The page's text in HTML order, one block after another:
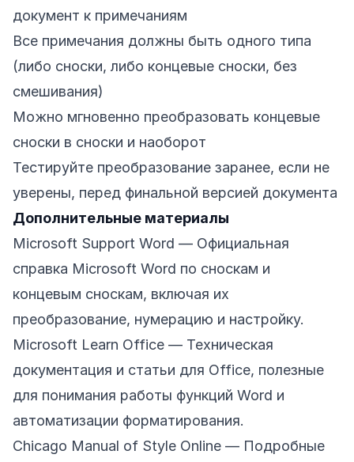
документ к примечаниям
Все примечания должны быть одного типа
(либо сноски, либо концевые сноски, без
смешивания)
Можно мгновенно преобразовать концевые
сноски в сноски и наоборот
Тестируйте преобразование заранее, если не
уверены, перед финальной версией документа
Дополнительные материалы
Microsoft Support Word — Официальная
справка Microsoft Word по сноскам и
концевым сноскам, включая их
преобразование, нумерацию и настройку.
Microsoft Learn Office — Техническая
документация и статьи для Office, полезные
для понимания работы функций Word и
автоматизации форматирования.
Chicago Manual of Style Online — Подробные